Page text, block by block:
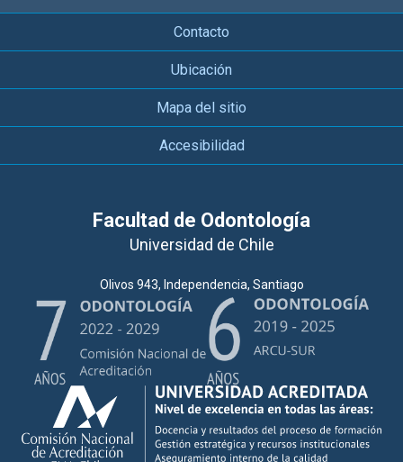
Contacto
Ubicación
Mapa del sitio
Accesibilidad
Facultad de Odontología
Universidad de Chile
Olivos 943, Independencia, Santiago